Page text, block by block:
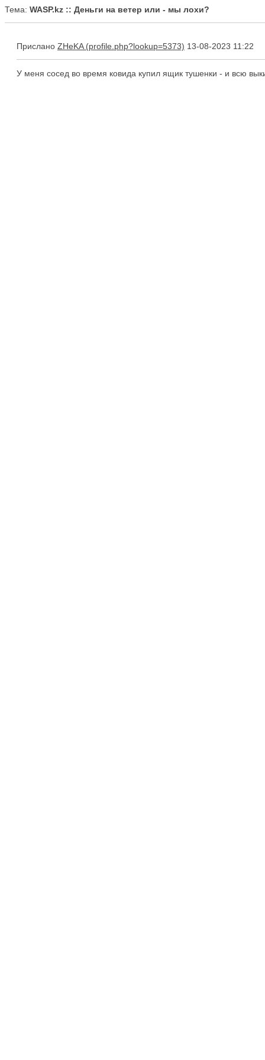
Тема: WASP.kz :: Деньги на ветер или - мы лохи?
Прислано ZHeKA 13-08-2023 11:22
У меня сосед во время ковида купил ящик тушенки - и всю